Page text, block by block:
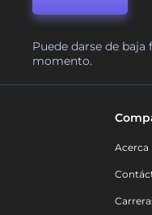
Puede darse de
momento.
Acerca